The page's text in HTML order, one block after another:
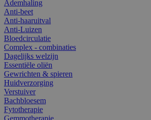
Ademhaling
Anti-beet
Anti-haaruitval
Anti-Luizen
Bloedcirculatie
Complex - combinaties
Dagelijks welzijn
Essentiële oliën
Gewrichten & spieren
Huidverzorging
Verstuiver
Bachbloesem
Fytotherapie
Gemmotherapie